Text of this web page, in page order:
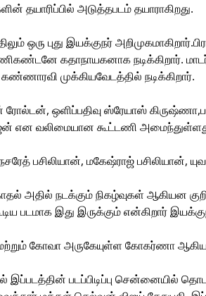
தயாரிப்பில் அடுத்தபடம் தயாராகிறது.
ஒரு புது இயக்குநர்
கதாநாயகனாக நடிக்கிறார்.
கண்ணாரவி முக்கியவேடத்தில் நடிக்கிறார்.
ஒளிப்பதிவு ஸ்ரேயாஸ்
என வலிமையான கூட்டணி
நசரேத் பசிலியான், மகேஷ்ராஜ் பசிலியான்,
அதில் நடக்கும் நிகழ்வுகள் ஆகியன
படமாக இது இருக்கும் என்கிறார்
கோவா அருகேயுள்ள கோகர்ணா ஆகிய
படப்பிடிப்பு சென்னையில்